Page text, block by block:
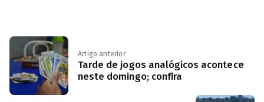
Artigo anterior
Tarde de jogos analógicos acontece
neste domingo; confira